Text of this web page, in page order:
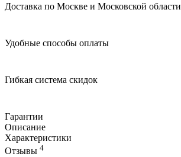
Доставка по Москве и Московской области
Удобные способы оплаты
Гибкая система скидок
Гарантии
Описание
Характеристики
Отзывы 4